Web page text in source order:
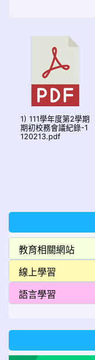
1) 111學年度第2學期
期初校務會議紀錄-1
120213.pdf